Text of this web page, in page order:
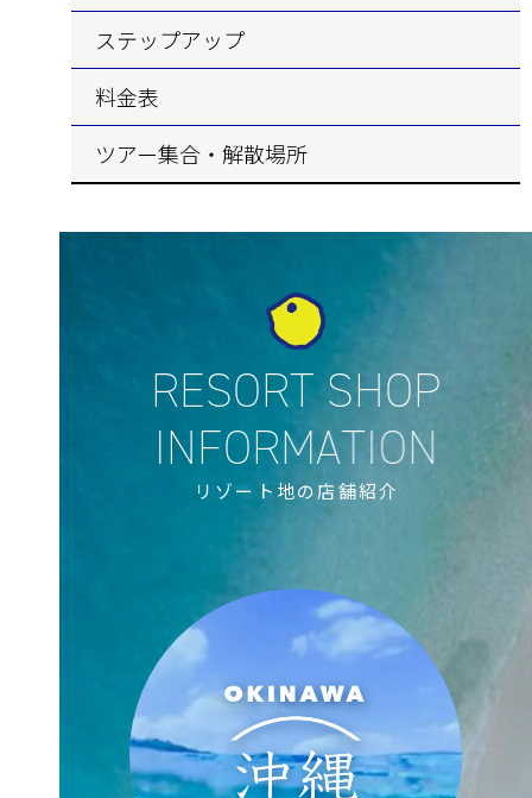
ステップアップ
料金表
ツアー集合・解散場所
リゾート地の店舗紹介